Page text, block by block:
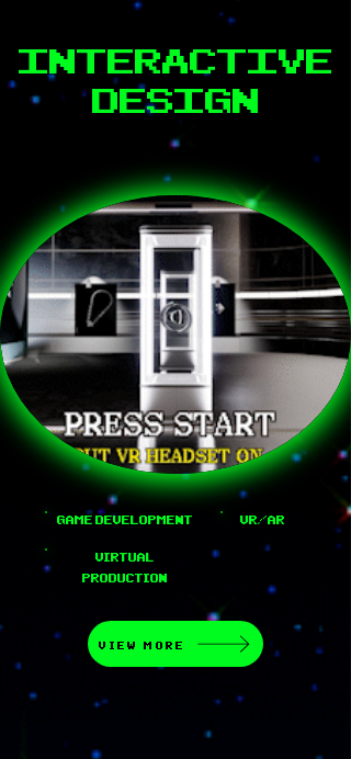
INTERACTIVE
DESIGN
GAME DEVELOPMENT VR/AR
VIRTUAL
PRODUCTION
VIEW MORE